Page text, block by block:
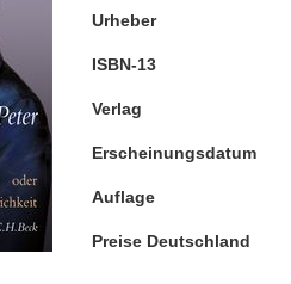
Urheber
ISBN-13
Verlag
Erscheinungsdatum
Auflage
Preise Deutschland